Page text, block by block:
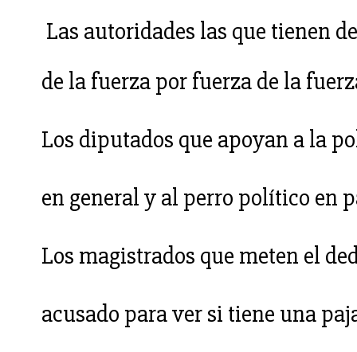
Las autoridades las que tienen
de la fuerza por fuerza de la
Los diputados que apoyan a la
en general y al perro político en
Los magistrados que meten el
acusado para ver si tiene una